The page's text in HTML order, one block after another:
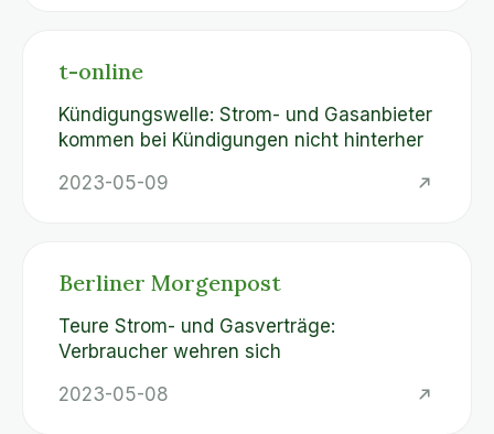
t-online
Kündigungswelle: Strom- und Gasanbieter
kommen bei Kündigungen nicht hinterher
2023-05-09
Berliner Morgenpost
Teure Strom- und Gasverträge:
Verbraucher wehren sich
2023-05-08